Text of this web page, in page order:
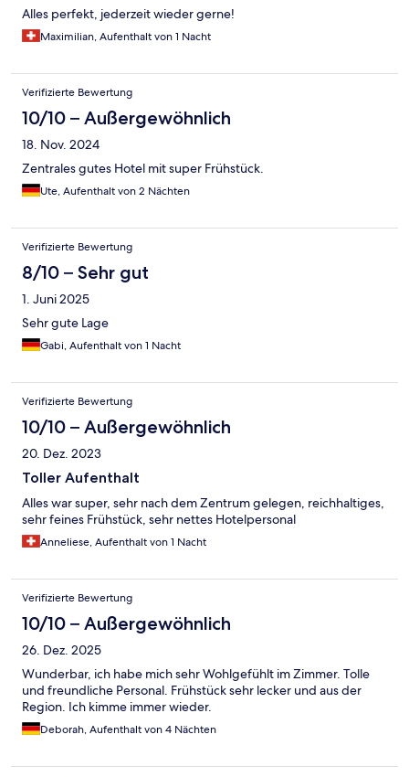
Alles perfekt, jederzeit wieder gerne!
Maximilian, Aufenthalt von 1 Nacht
Verifizierte Bewertung
10/10 – Außergewöhnlich
18. Nov. 2024
Zentrales gutes Hotel mit super Frühstück.
Ute, Aufenthalt von 2 Nächten
Verifizierte Bewertung
8/10 – Sehr gut
1. Juni 2025
Sehr gute Lage
Gabi, Aufenthalt von 1 Nacht
Verifizierte Bewertung
10/10 – Außergewöhnlich
20. Dez. 2023
Toller Aufenthalt
Alles war super, sehr nach dem Zentrum gelegen, reichhaltiges,
sehr feines Frühstück, sehr nettes Hotelpersonal
Anneliese, Aufenthalt von 1 Nacht
Verifizierte Bewertung
10/10 – Außergewöhnlich
26. Dez. 2025
Wunderbar, ich habe mich sehr Wohlgefühlt im Zimmer. Tolle
und freundliche Personal. Frühstück sehr lecker und aus der
Region. Ich kimme immer wieder.
Deborah, Aufenthalt von 4 Nächten